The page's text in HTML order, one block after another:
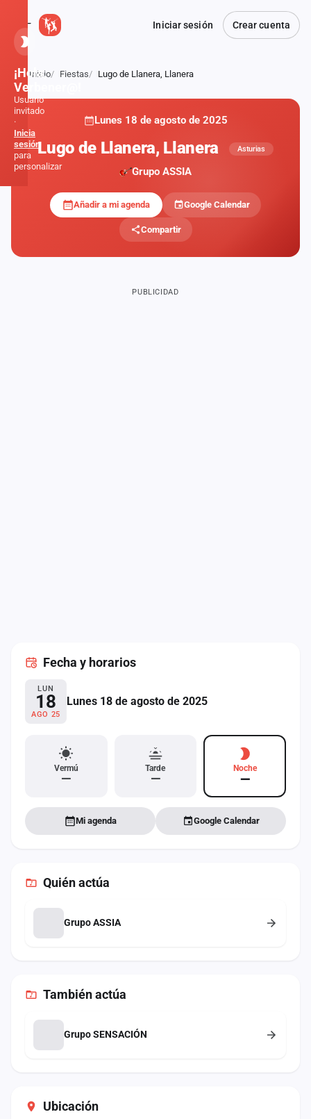
Iniciar sesión Crear cuenta
Atrás
Inicio Fiestas Lugo de Llanera, Llanera
Lunes 18 de agosto de 2025
Lugo de Llanera, Llanera Asturias
Grupo ASSIA
Añadir a mi agenda Google Calendar
Compartir
Ubicación
PUBLICIDAD
Fecha y horarios
LUN
18
AGO 25
Lunes 18 de agosto de 2025
Vermú
—
Tarde
—
Noche
—
Mi agenda Google Calendar
Quién actúa
Grupo ASSIA
Tambiénactúa
Grupo SENSACIÓN
¡Hola,
Verbener@!
Usuario
invitado
·
Inicia
sesión
para
personalizar
Administración
Contacto